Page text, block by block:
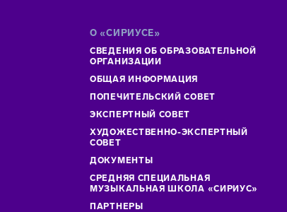
О «СИРИУСЕ»
СВЕДЕНИЯ ОБ ОБРАЗОВАТЕЛЬНОЙ
ОРГАНИЗАЦИИ
ОБЩАЯ ИНФОРМАЦИЯ
ПОПЕЧИТЕЛЬСКИЙ СОВЕТ
ЭКСПЕРТНЫЙ СОВЕТ
ХУДОЖЕСТВЕННО-ЭКСПЕРТНЫЙ
СОВЕТ
ДОКУМЕНТЫ
СРЕДНЯЯ СПЕЦИАЛЬНАЯ
МУЗЫКАЛЬНАЯ ШКОЛА «СИРИУС»
ПАРТНЕРЫ